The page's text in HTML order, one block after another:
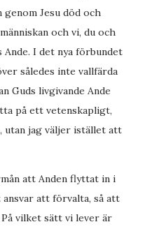
genom Jesu död och
och vi, du och
I det nya förbundet
således inte vallfärda
Guds livgivande Ande
på ett vetenskapligt,
utan jag väljer istället att
att Anden flyttat in i
att förvalta, så att
vilket sätt vi lever är